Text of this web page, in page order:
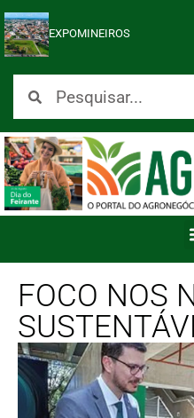
EXPOMINEIROS
FOCO NOS